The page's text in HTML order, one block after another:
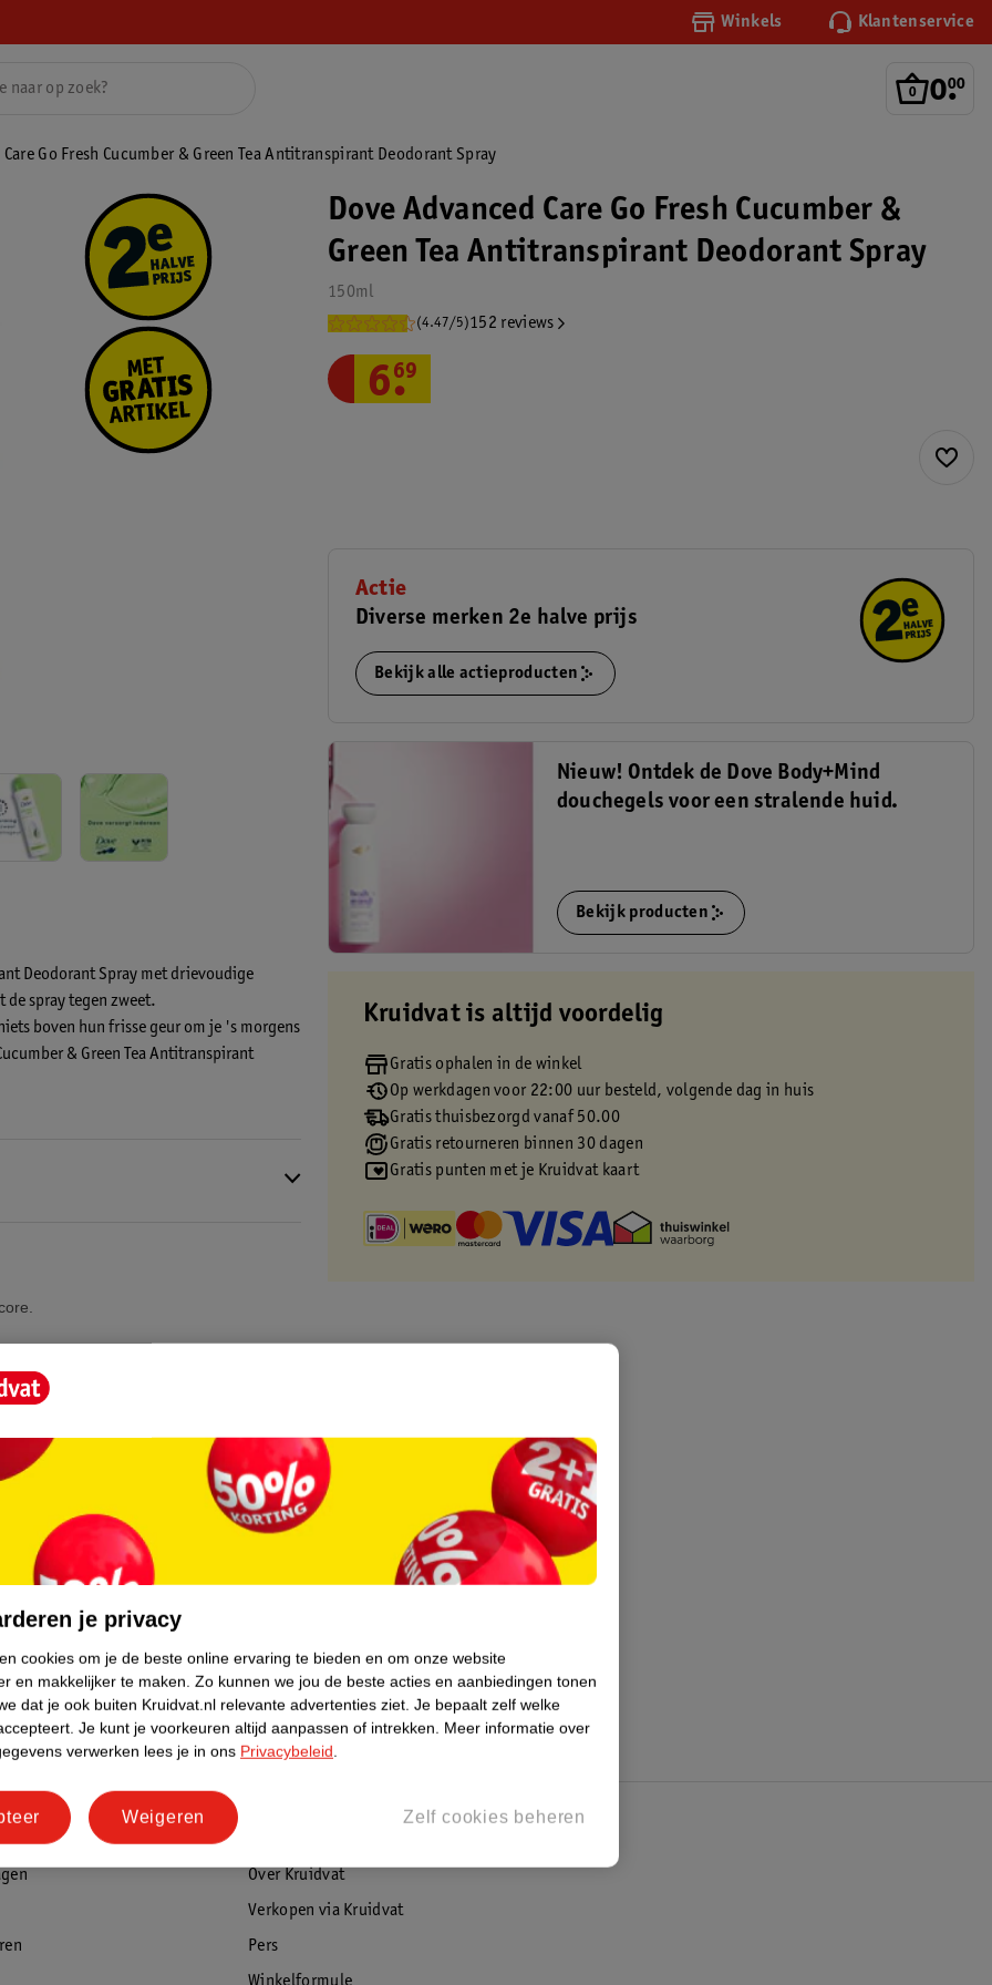
Winkels Klantenservice
0.
00
Care Go Fresh Cucumber & Green Tea Antitranspirant Deodorant Spray
Deodorant Spray met drievoudige
de spray tegen zweet.
boven hun frisse geur om je 's morgens
& Green Tea Antitranspirant
tegen zweet. Je kunt de hele dag
Deze deodorant spray met verzorgende
herstellen van irritatie veroorzaakt door
zweten.
biedt tot 72 uur bescherming tegen
om je gevoelige huid te herstellen van
oksels in slechts drie dagen
Tea Antitranspirant Deodorant
dankzij de drievoudige werking
en koel is. Schud de deodorantbus
spray de deodorant ongeveer twee
Dove Advanced Care Go Fresh Cucumber &
Green Tea Antitranspirant Deodorant Spray
150ml
(4.47/5)152 reviews
6.
69
Actie
Diverse merken 2e halve prijs
Bekijk alle actieproducten
Nieuw! Ontdek de Dove Body+Mind
douchegels voor een stralende huid.
Bekijk producten
Kruidvat is altijd voordelig
Gratis ophalen in de winkel
Op werkdagen voor 22:00 uur besteld, volgende dag in huis
Gratis thuisbezorgd vanaf 50.00
Gratis retourneren binnen 30 dagen
Gratis punten met je Kruidvat kaart
Over Kruidvat
Verkopen via Kruidvat
Pers
je privacy
cookies om je de beste online ervaring te bieden en om onze website
en makkelijker te maken. Zo kunnen we jou de beste acties en aanbiedingen tonen
dat je ook buiten Kruidvat.nl relevante advertenties ziet. Je bepaalt zelf welke
Je kunt je voorkeuren altijd aanpassen of intrekken. Meer informatie over
verwerken lees je in ons Privacybeleid.
Zelf cookies beheren
Weigeren